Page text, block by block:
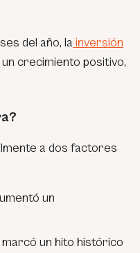
del año, la inversión
crecimiento positivo,
a dos factores
un
marcó un hito histórico